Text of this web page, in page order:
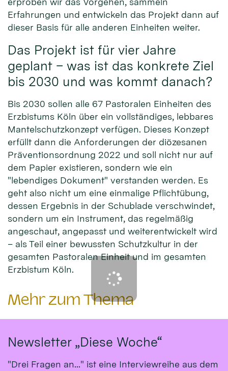
Erfahrungen und entwickeln das Projekt dann auf
dieser Basis für alle anderen Einheiten weiter.
Das Projekt ist für vier Jahre
geplant – was ist das konkrete Ziel
bis 2030 und was kommt danach?
Bis 2030 sollen alle 67 Pastoralen Einheiten des
Erzbistums Köln über ein vollständiges, lebbares
Mantelschutzkonzept verfügen. Dieses Konzept
erfüllt dann die Anforderungen der diözesanen
Präventionsordnung 2022 und soll nicht nur auf
dem Papier existieren, sondern wie ein
"lebendiges Dokument" verstanden werden. Es
geht also nicht um eine einmalige Pflichtübung,
dessen Ergebnis in der Schublade verschwindet,
sondern um ein Instrument, das regelmäßig
angeschaut, angepasst und weiterentwickelt wird
– als Teil einer bewussten Schutzkultur in der
gesamten Pastoralen Einheit und im gesamten
Erzbistum Köln.
Mehr zum Thema
Newsletter „Diese Woche“
"Drei Fragen an..." ist eine Interviewreihe aus dem